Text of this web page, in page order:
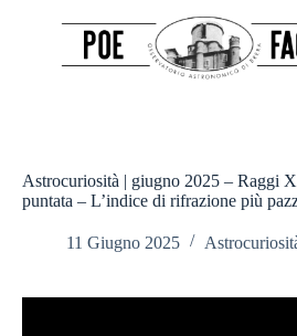
Astrocuriosità | giugno 2025 – Raggi
puntata – L’indice di rifrazione più
11 Giugno 2025